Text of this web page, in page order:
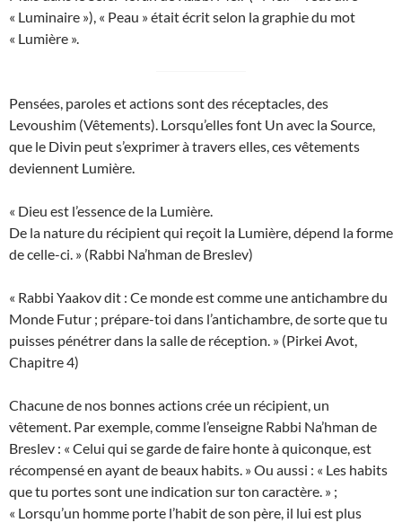
« Luminaire »), « Peau » était écrit selon la graphie du mot
« Lumière ».
Pensées, paroles et actions sont des réceptacles, des
Levoushim (Vêtements). Lorsqu’elles font Un avec la Source,
que le Divin peut s’exprimer à travers elles, ces vêtements
deviennent Lumière.
« Dieu est l’essence de la Lumière.
De la nature du récipient qui reçoit la Lumière, dépend la forme
de celle-ci. » (Rabbi Na’hman de Breslev)
« Rabbi Yaakov dit : Ce monde est comme une antichambre du
Monde Futur ; prépare-toi dans l’antichambre, de sorte que tu
puisses pénétrer dans la salle de réception. » (Pirkei Avot,
Chapitre 4)
Chacune de nos bonnes actions crée un récipient, un
vêtement. Par exemple, comme l’enseigne Rabbi Na’hman de
Breslev : « Celui qui se garde de faire honte à quiconque, est
récompensé en ayant de beaux habits. » Ou aussi : « Les habits
que tu portes sont une indication sur ton caractère. » ;
« Lorsqu’un homme porte l’habit de son père, il lui est plus